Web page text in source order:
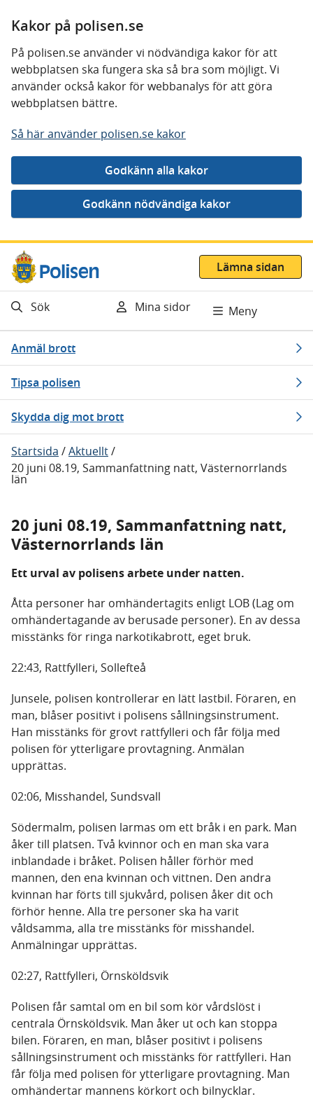
Kakor på polisen.se
På polisen.se använder vi nödvändiga kakor för att
webbplatsen ska fungera ska så bra som möjligt. Vi
använder också kakor för webbanalys för att göra
webbplatsen bättre.
Så här använder polisen.se kakor
Gå direkt till innehåll
Lämna sidan
Sök Mina sidor Meny
Anmäl brott
Tipsa polisen
Skydda dig mot brott
Startsida /Aktuellt/
20 juni 08.19, Sammanfattning natt, Västernorrlands
län
20 juni 08.19, Sammanfattning natt,
Västernorrlands län
Ett urval av polisens arbete under natten.
Åtta personer har omhändertagits enligt LOB (Lag om
omhändertagande av berusade personer). En av dessa
misstänks för ringa narkotikabrott, eget bruk.
22:43, Rattfylleri, Sollefteå
Junsele, polisen kontrollerar en lätt lastbil. Föraren, en
man, blåser positivt i polisens sållningsinstrument.
Han misstänks för grovt rattfylleri och får följa med
polisen för ytterligare provtagning. Anmälan
upprättas.
02:06, Misshandel, Sundsvall
Södermalm, polisen larmas om ett bråk i en park. Man
åker till platsen. Två kvinnor och en man ska vara
inblandade i bråket. Polisen håller förhör med
mannen, den ena kvinnan och vittnen. Den andra
kvinnan har förts till sjukvård, polisen åker dit och
förhör henne. Alla tre personer ska ha varit
våldsamma, alla tre misstänks för misshandel.
Anmälningar upprättas.
02:27, Rattfylleri, Örnsköldsvik
Polisen får samtal om en bil som kör vårdslöst i
centrala Örnsköldsvik. Man åker ut och kan stoppa
bilen. Föraren, en man, blåser positivt i polisens
sållningsinstrument och misstänks för rattfylleri. Han
får följa med polisen för ytterligare provtagning. Man
omhändertar mannens körkort och bilnycklar.